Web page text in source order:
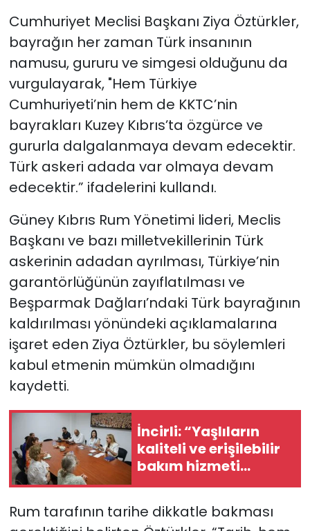
Cumhuriyet Meclisi Başkanı Ziya Öztürkler,
bayrağın her zaman Türk insanının
namusu, gururu ve simgesi olduğunu da
vurgulayarak, "Hem Türkiye
Cumhuriyeti’nin hem de KKTC’nin
bayrakları Kuzey Kıbrıs’ta özgürce ve
gururla dalgalanmaya devam edecektir.
Türk askeri adada var olmaya devam
edecektir.” ifadelerini kullandı.
Güney Kıbrıs Rum Yönetimi lideri, Meclis
Başkanı ve bazı milletvekillerinin Türk
askerinin adadan ayrılması, Türkiye’nin
garantörlüğünün zayıflatılması ve
Beşparmak Dağları’ndaki Türk bayrağının
kaldırılması yönündeki açıklamalarına
işaret eden Ziya Öztürkler, bu söylemleri
kabul etmenin mümkün olmadığını
kaydetti.
İncirli: “Yaşlıların
kaliteli ve erişilebilir
bakım hizmeti
alması en temel
Rum tarafının tarihe dikkatle bakması